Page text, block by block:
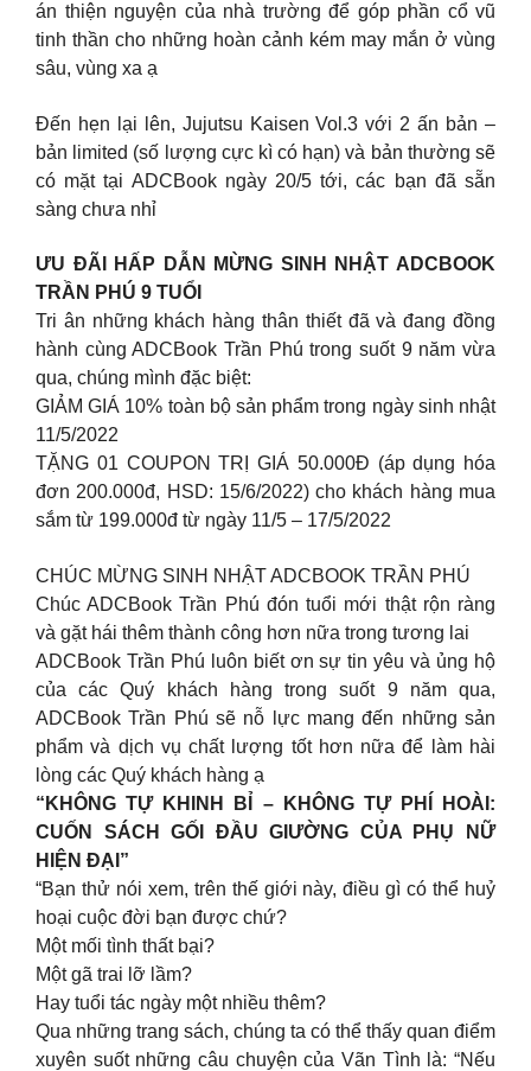
án thiện nguyện của nhà trường để góp phần cổ vũ
tinh thần cho những hoàn cảnh kém may mắn ở vùng
sâu, vùng xa ạ
Đến hẹn lại lên, Jujutsu Kaisen Vol.3 với 2 ấn bản –
bản limited (số lượng cực kì có hạn) và bản thường sẽ
có mặt tại ADCBook ngày 20/5 tới, các bạn đã sẵn
sàng chưa nhỉ
ƯU ĐÃI HẤP DẪN MỪNG SINH NHẬT ADCBOOK
TRẦN PHÚ 9 TUỔI
Tri ân những khách hàng thân thiết đã và đang đồng
hành cùng ADCBook Trần Phú trong suốt 9 năm vừa
qua, chúng mình đặc biệt:
GIẢM GIÁ 10% toàn bộ sản phẩm trong ngày sinh nhật
11/5/2022
TẶNG 01 COUPON TRỊ GIÁ 50.000Đ (áp dụng hóa
đơn 200.000đ, HSD: 15/6/2022) cho khách hàng mua
sắm từ 199.000đ từ ngày 11/5 – 17/5/2022
CHÚC MỪNG SINH NHẬT ADCBOOK TRẦN PHÚ
Chúc ADCBook Trần Phú đón tuổi mới thật rộn ràng
và gặt hái thêm thành công hơn nữa trong tương lai
ADCBook Trần Phú luôn biết ơn sự tin yêu và ủng hộ
của các Quý khách hàng trong suốt 9 năm qua,
ADCBook Trần Phú sẽ nỗ lực mang đến những sản
phẩm và dịch vụ chất lượng tốt hơn nữa để làm hài
lòng các Quý khách hàng ạ
“KHÔNG TỰ KHINH BỈ – KHÔNG TỰ PHÍ HOÀI:
CUỐN SÁCH GỐI ĐẦU GIƯỜNG CỦA PHỤ NỮ
HIỆN ĐẠI”
“Bạn thử nói xem, trên thế giới này, điều gì có thể huỷ
hoại cuộc đời bạn được chứ?
Một mối tình thất bại?
Một gã trai lỡ lầm?
Hay tuổi tác ngày một nhiều thêm?
Qua những trang sách, chúng ta có thể thấy quan điểm
xuyên suốt những câu chuyện của Vãn Tình là: “Nếu